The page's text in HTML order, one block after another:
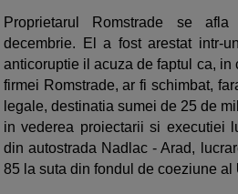
Proprietarul Romstrade se
decembrie. El a fost arestat intr-
anticoruptie il acuza de faptul ca, in
firmei Romstrade, ar fi schimbat,
legale, destinatia sumei de 25 de
in vederea proiectarii si executiei
din autostrada Nadlac - Arad,
85 la suta din fondul de coeziune al